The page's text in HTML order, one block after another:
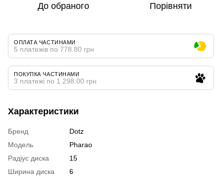
До обраного Порівняти
ОПЛАТА ЧАСТИНАМИ
5 платежів по 778.80 грн
ПОКУПКА ЧАСТИНАМИ
3 платежі по 1 298.00 грн
Характеристики
Бренд
Dotz
Модель
Pharao
Радіус диска
15
Ширина диска
6